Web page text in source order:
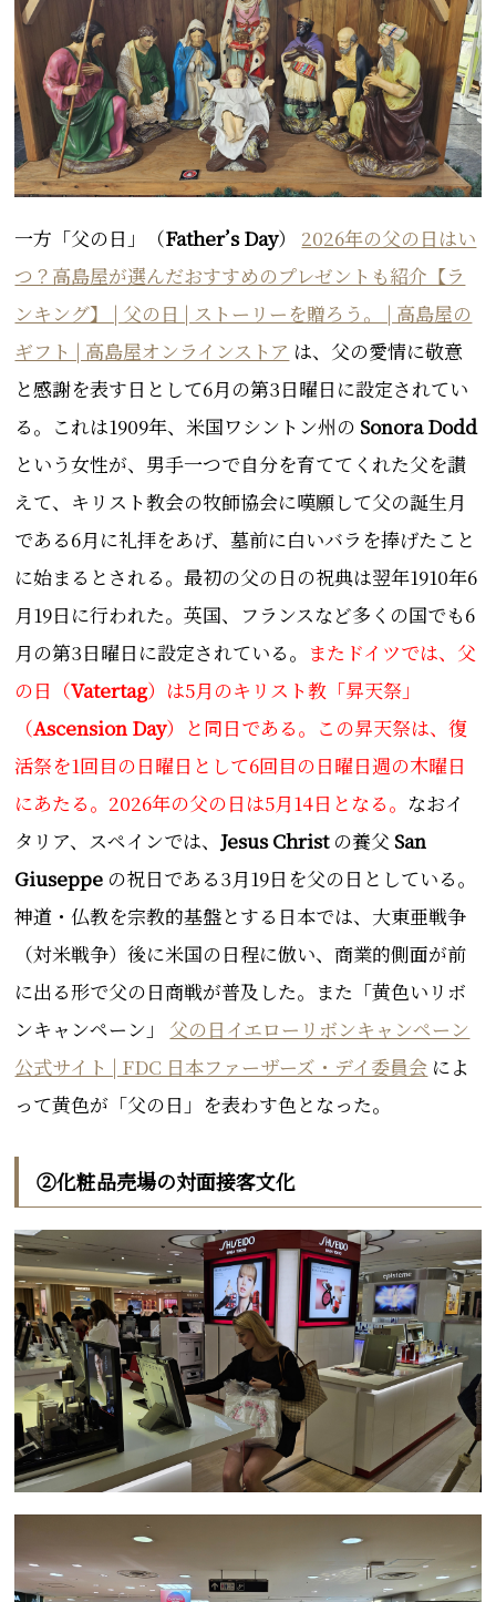
一方「父の日」（Father’s Day） 2026年の父の日はい
つ？高島屋が選んだおすすめのプレゼントも紹介【ラ
ンキング】 | 父の日 | ストーリーを贈ろう。 | 高島屋の
ギフト | 高島屋オンラインストア は、父の愛情に敬意
と感謝を表す日として6月の第3日曜日に設定されてい
る。これは1909年、米国ワシントン州の Sonora Dodd
という女性が、 男手一つで自分を育ててくれた父を讃
えて、 キリスト教会の牧師協会に嘆願して父の誕生月
である6月に礼拝をあげ、墓前に白いバラを捧げたこと
に始まるとされる。最初の父の日の祝典は翌年1910年6
月19日に行われた。英国、フランスなど多くの国でも6
月の第3日曜日 に設定されている。 また ドイツでは、父
の日（Vatertag）は5月のキリスト教 「昇天祭」
（Ascension Day）と同日である。この昇天祭は、復
活祭を1回目の日曜日として6回目の日曜日週の木曜日
にあたる。2026年の父の日は5月14日となる。 なおイ
タリア、スペインでは、 Jesus Christの養父 San
Giuseppe の祝日である3月19日を父の日 としている。
神道・仏教を宗教的基盤とする日本では、 大東亜戦争
（対米戦争）後に米国の日程に倣い、商業的側面が前
に出る形で父の日商戦が普及した。また「黄色いリボ
ンキャンペーン」 父の日イエローリボンキャンペーン
公式サイト | FDC 日本ファーザーズ・デイ委員会 によ
って黄色が「父の日」を表わす色となった。
②化粧品売場の対面接客文化